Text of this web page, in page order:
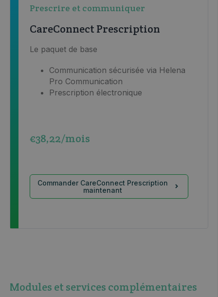
Prescrire et communiquer
CareConnect Prescription
Le paquet de base
Communication sécurisée via Helena
Pro Communication
Prescription électronique
€38,22/mois
Commander CareConnect Prescription
maintenant
Modules et services complémentaires